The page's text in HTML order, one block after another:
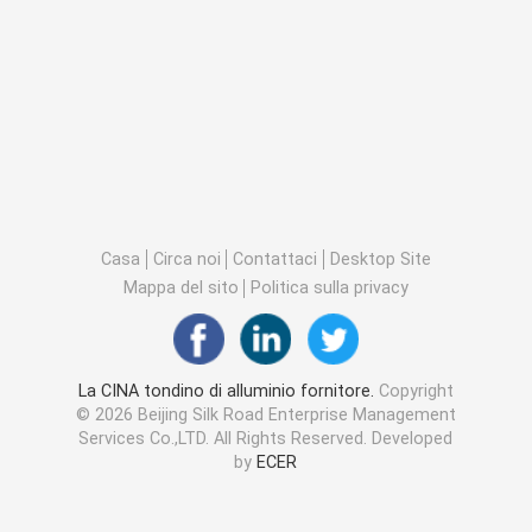
Casa Circa noi Contattaci
Desktop Site
Mappa del sito
Politica sulla privacy
La CINA tondino di alluminio fornitore. Copyright
© 2026 Beijing Silk Road Enterprise Management
Services Co.,LTD. All Rights Reserved. Developed
by ECER